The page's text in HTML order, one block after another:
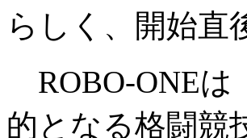
らしく、開始直
ROBO-ONEは
的となる格闘競